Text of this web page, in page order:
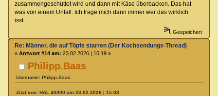
zusammengeschüttet wird und dann mit Käse überbacken. Das hat
was von einem Unfall. Ich frage mich dann immer wer das wirklich
isst.
Gespeichert
Philipp.Baas
Username: Philipp.Baas
Re: Männer, die auf Töpfe starren (Der Kochsendungs-Thread)
« Antwort #14 am: 23.02.2026 | 15:19 »
Zitat von: HAL 40000 am 23.02.2026 | 15:03